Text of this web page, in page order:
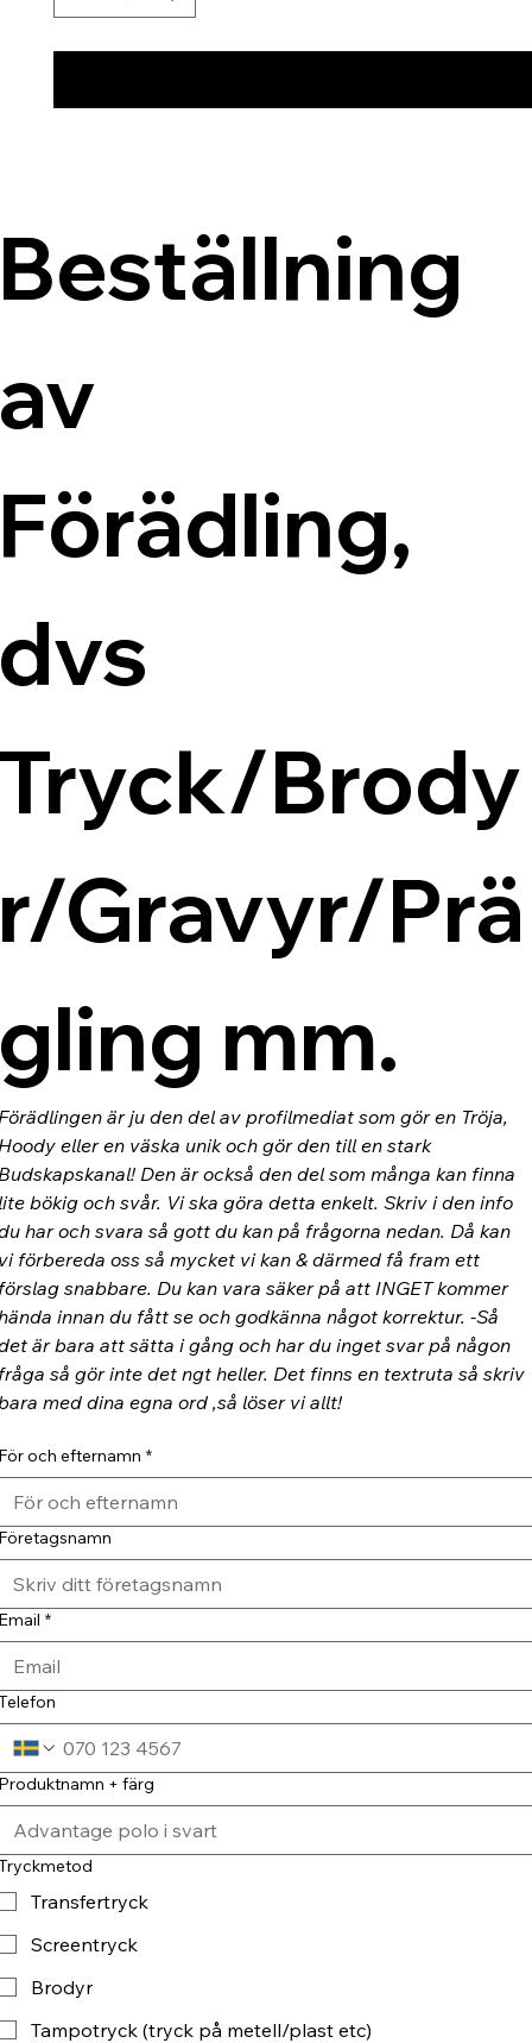
Brody
Gravyr/Prä
mm.
är ju den del av profilmediat som gör en Tröja,
eller en väska unik och gör den till en stark
Den är också den del som många kan finna
bökig och svår. Vi ska göra detta enkelt. Skriv i den info
har och svara så gott du kan på frågorna nedan. Då kan
förbereda oss så mycket vi kan & därmed få fram ett
snabbare. Du kan vara säker på att INGET kommer
innan du fått se och godkänna något korrektur. -Så
är bara att sätta i gång och har du inget svar på någon
så gör inte det ngt heller. Det finns en textruta så skriv
med dina egna ord ,så löser vi allt!
och efternamn *
*
+ färg
Transfertryck
Screentryck
Brodyr
Tampotryck (tryck på metell/plast etc)